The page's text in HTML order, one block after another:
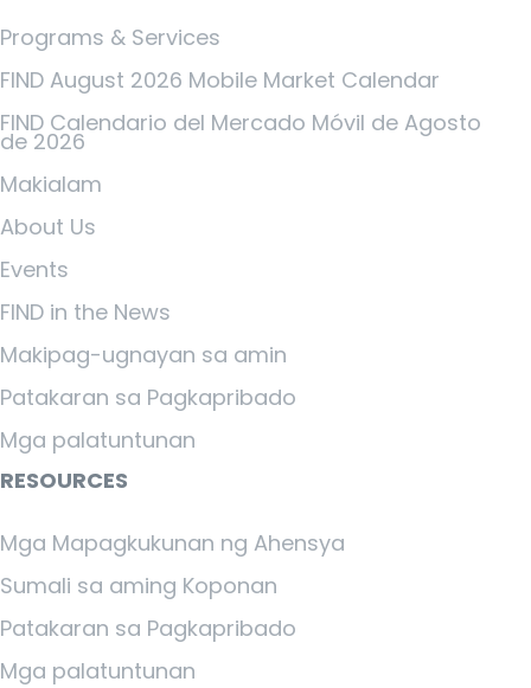
Programs & Services
FIND August 2026 Mobile Market Calendar
FIND Calendario del Mercado Móvil de Agosto
de 2026
Makialam
About Us
Events
FIND in the News
Makipag-ugnayan sa amin
Patakaran sa Pagkapribado
Mga palatuntunan
RESOURCES
Mga Mapagkukunan ng Ahensya
Sumali sa aming Koponan
Patakaran sa Pagkapribado
Mga palatuntunan